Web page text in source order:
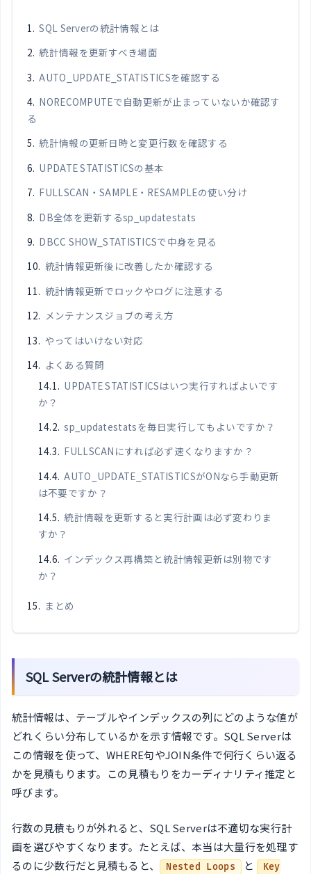
SQL Serverの統計情報とは
統計情報を更新すべき場面
AUTO_UPDATE_STATISTICSを確認する
NORECOMPUTEで自動更新が止まっていないか確認す
る
統計情報の更新日時と変更行数を確認する
UPDATE STATISTICSの基本
FULLSCAN・SAMPLE・RESAMPLEの使い分け
DB全体を更新するsp_updatestats
DBCC SHOW_STATISTICSで中身を見る
統計情報更新後に改善したか確認する
統計情報更新でロックやログに注意する
メンテナンスジョブの考え方
やってはいけない対応
よくある質問
UPDATE STATISTICSはいつ実行すればよいです
か？
sp_updatestatsを毎日実行してもよいですか？
FULLSCANにすれば必ず速くなりますか？
AUTO_UPDATE_STATISTICSがONなら手動更新
は不要ですか？
統計情報を更新すると実行計画は必ず変わりま
すか？
インデックス再構築と統計情報更新は別物です
か？
まとめ
SQL Serverの統計情報とは
統計情報は、テーブルやインデックスの列にどのような値が
どれくらい分布しているかを示す情報です。SQL Serverは
この情報を使って、WHERE句やJOIN条件で何行くらい返る
かを見積もります。この見積もりをカーディナリティ推定と
呼びます。
行数の見積もりが外れると、SQL Serverは不適切な実行計
画を選びやすくなります。たとえば、本当は大量行を処理す
るのに少数行だと見積もると、
Nested Loops と Key